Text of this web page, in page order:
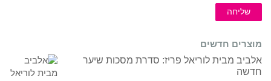
שליחה
מוצרים חדשים
אלביב מבית לוריאל פריז: סדרת מסכות שיער
חדשה